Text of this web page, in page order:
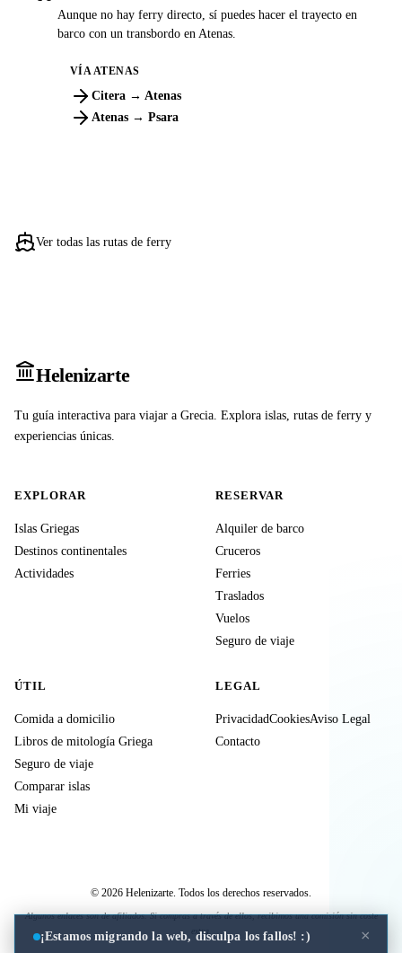
Aunque no hay ferry directo, sí puedes hacer el trayecto en
barco con un transbordo en Atenas.
VÍA ATENAS
Citera → Atenas
Atenas → Psara
Ver todas las rutas de ferry
¡Estamos migrando la web, disculpa los fallos! :) ×
Helenizarte
Tu guía interactiva para viajar a Grecia. Explora islas, rutas de ferry y
experiencias únicas.
EXPLORAR
Islas Griegas
Destinos continentales
Actividades
RESERVAR
Alquiler de barco
Cruceros
Ferries
Traslados
Vuelos
Seguro de viaje
ÚTIL
Comida a domicilio
Libros de mitología Griega
Seguro de viaje
Comparar islas
Mi viaje
LEGAL
PrivacidadCookiesAviso Legal
Contacto
© 2026 Helenizarte. Todos los derechos reservados.
Algunos enlaces son de afiliados. Si compras a través de ellos, recibimos una comisión sin coste
extra.